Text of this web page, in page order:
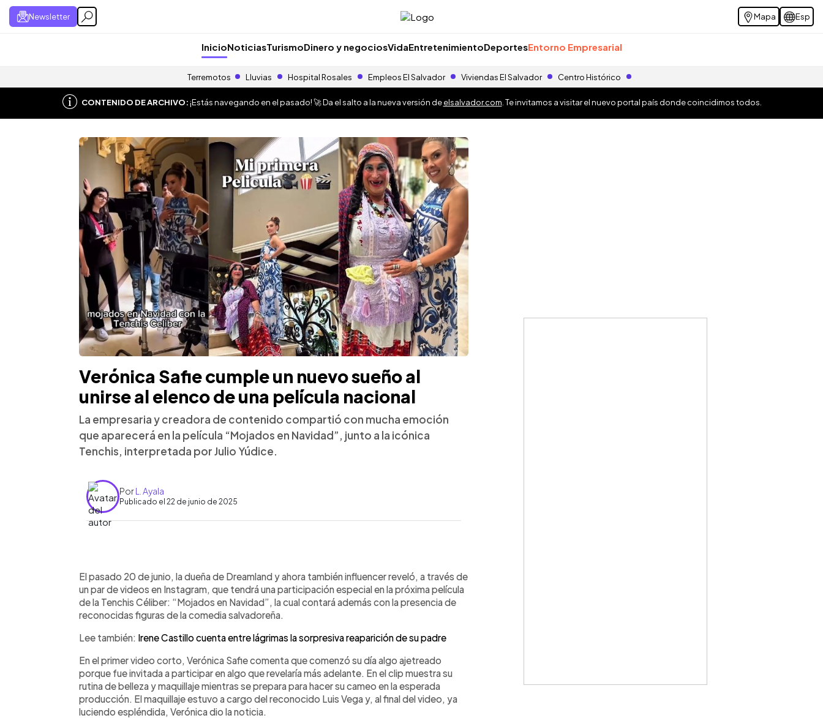
Newsletter Mapa Esp
InicioNoticiasTurismoDinero y negociosVidaEntretenimientoDeportesEntorno Empresarial
Terremotos Lluvias Hospital Rosales Empleos El Salvador Viviendas El Salvador Centro Histórico
CONTENIDO DE ARCHIVO:¡Estás navegando en el pasado! 🚀 Da el salto a la nueva versión deelsalvador.com . Te invitamos a visitar el nuevo portal país donde coincidimos todos.
Verónica Safie cumple un nuevo sueño al
unirse al elenco de una película nacional
La empresaria y creadora de contenido compartió con mucha emoción
que aparecerá en la película “Mojados en Navidad”, junto a la icónica
Tenchis, interpretada por Julio Yúdice.
PorL. Ayala
Publicado el 22 de junio de 2025
► Escuchar artículo
El pasado 20 de junio, la dueña de Dreamland y ahora también influencer reveló, a través de
un par de videos en Instagram, que tendrá una participación especial en la próxima película
de la Tenchis Céliber: “Mojados en Navidad”, la cual contará además con la presencia de
reconocidas figuras de la comedia salvadoreña.
Lee también: Irene Castillo cuenta entre lágrimas la sorpresiva reaparición de su padre
En el primer video corto, Verónica Safie comenta que comenzó su día algo ajetreado
porque fue invitada a participar en algo que revelaría más adelante. En el clip muestra su
rutina de belleza y maquillaje mientras se prepara para hacer su cameo en la esperada
producción. El maquillaje estuvo a cargo del reconocido Luis Vega y, al final del video, ya
luciendo espléndida, Verónica dio la noticia.